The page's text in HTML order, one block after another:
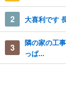
2 大喜利です
3
隣の家の工
っぱ...